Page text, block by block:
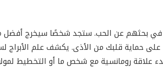
بحثهم عن الحب. ستجد شخصًا سيخرج أفضل
علاقة رومانسية مع شخص ما أو التخطيط